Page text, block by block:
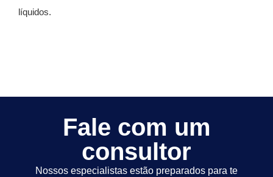
líquidos.
Fale com um
consultor
Nossos especialistas estão preparados para te